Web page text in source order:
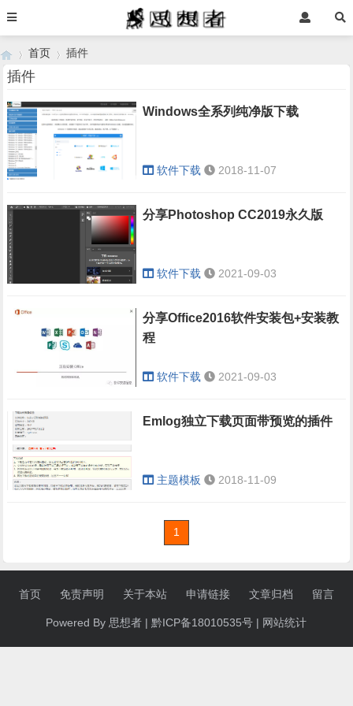
›
首页
›
插件
插件
Windows全系列纯净版下载
软件下载 2018-11-07
分享Photoshop CC2019永久版
软件下载 2021-09-03
分享Office2016软件安装包+安装教
程
软件下载 2021-09-03
Emlog独立下载页面带预览的插件
主题模板 2018-11-09
1
首页 免责声明 关于本站 申请链接 文章归档 留言
Powered By 思想者 | 黔ICP备18010535号 | 网站统计